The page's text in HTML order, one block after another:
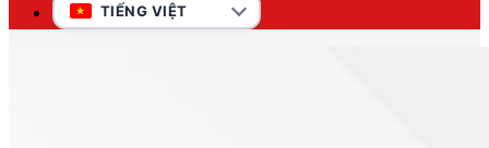
TIẾNG VIỆT